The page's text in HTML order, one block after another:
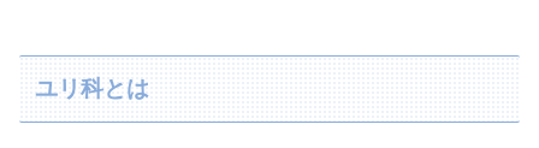
ユリ科とは